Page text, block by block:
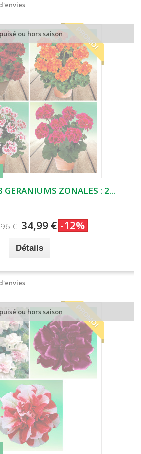
ou hors saison PROMO!
GERANIUMS ZONALES : 2...
€ 34,99 € -12%
Détails
ou hors saison PROMO!